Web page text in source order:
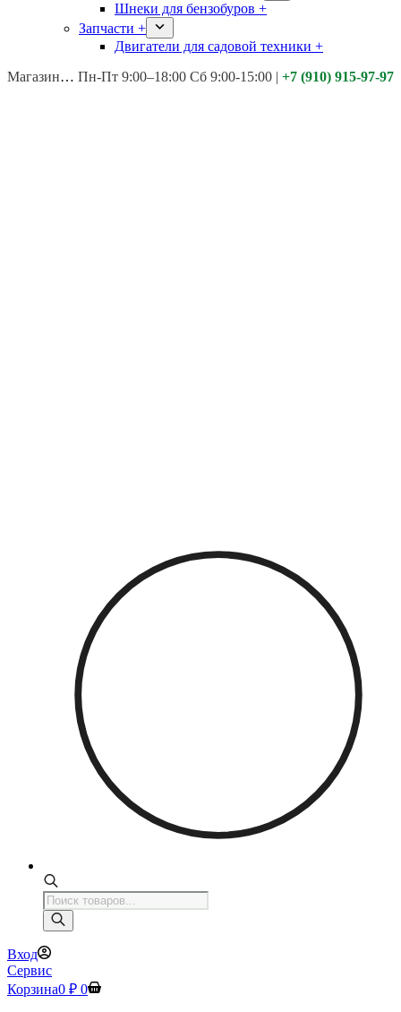
Шнеки для бензобуров +
Запчасти +
Двигатели для садовой техники +
Магазины: Калуга ул. Московская д.113
Пн-Пт 9:00–18:00 Сб 9:00-15:00 | +7 (910) 915-97-97
Поиск
товаров
Вход
Сервис
Корзина0 ₽ 0